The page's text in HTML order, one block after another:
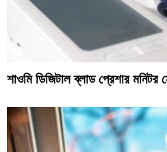
শাওমি ডিজিটাল ব্লাড প্রেশার মনিটর